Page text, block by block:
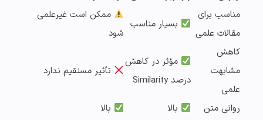
مناسب برای
مقالات علمی
بسیار مناسب
ممکن است غیرعلمی
شود
کاهش
مشابهت
علمی
مؤثر در کاهش
درصد Similarity
تأثیر مستقیم ندارد
روانی متن بالا بالا